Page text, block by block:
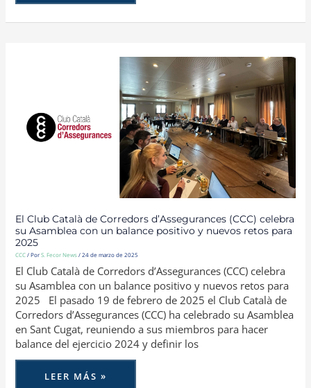
El Club Català de Corredors d’Assegurances (CCC) celebra
su Asamblea con un balance positivo y nuevos retos para
2025
CCC/ PorS. Fecor News/24 de marzo de 2025
El Club Català de Corredors d’Assegurances (CCC) celebra
su Asamblea con un balance positivo y nuevos retos para
2025 El pasado 19 de febrero de 2025 el Club Català de
Corredors d’Assegurances (CCC) ha celebrado su Asamblea
en Sant Cugat, reuniendo a sus miembros para hacer
balance del ejercicio 2024 y definir los
D’ASSEGURANCES
(CCC)
CELEBRA
SU
ASAMBLEA
CON
LEER MÁS »